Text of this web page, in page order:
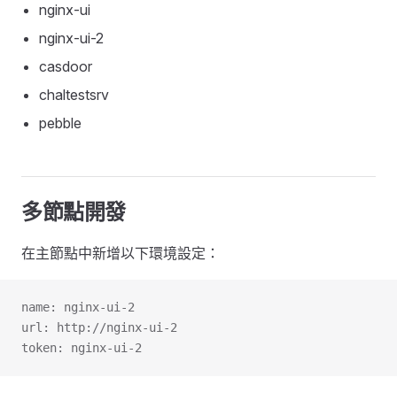
nginx-ui
nginx-ui-2
casdoor
chaltestsrv
pebble
多節點開發
在主節點中新增以下環境設定：
name: nginx-ui-2
url: http://nginx-ui-2
token: nginx-ui-2